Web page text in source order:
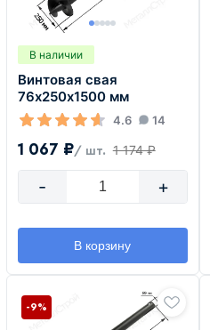
В наличии
Винтовая свая
76х250х1500 мм
4.6 14
1 067 ₽/ шт. 1 174 ₽
- +
В корзину
-9%